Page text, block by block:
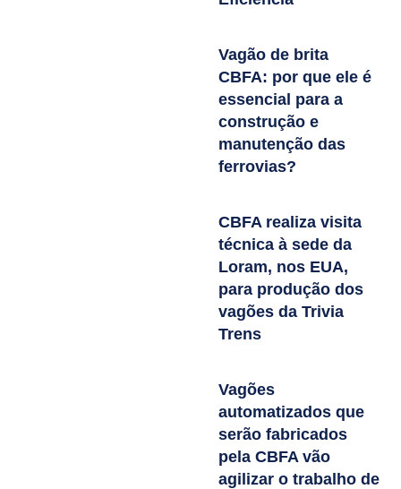
Vagão de brita
CBFA: por que ele é
essencial para a
construção e
manutenção das
ferrovias?
CBFA realiza visita
técnica à sede da
Loram, nos EUA,
para produção dos
vagões da Trivia
Trens
Vagões
automatizados que
serão fabricados
pela CBFA vão
agilizar o trabalho de